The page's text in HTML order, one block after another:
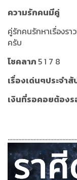
ความรักคนมีคู่
คู่รักคนรักหาเรื่องรา
ครับ
โชคลาภ 5 1 7 8
เรื่องเด่นๆประจำ
เงินที่รอคอยต้องร